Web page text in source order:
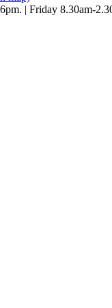
| Friday 8.30am-